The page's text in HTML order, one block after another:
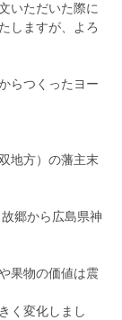
いただいた際に
しますが、よろ
らつくったヨー
地方）の藩主末
郷から広島県神
果物の価値は震
く変化しまし